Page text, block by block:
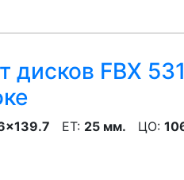
дисков FBX
ET: 25 мм. ЦО: